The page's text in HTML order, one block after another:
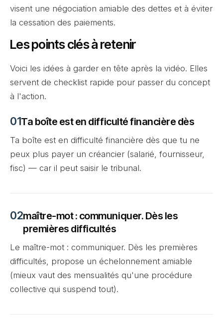
visent une négociation amiable des dettes et à éviter
la cessation des paiements.
Les points clés à retenir
Voici les idées à garder en tête après la vidéo. Elles
servent de checklist rapide pour passer du concept
à l'action.
Ta boîte est en difficulté financière dès
Ta boîte est en difficulté financière dès que tu ne
peux plus payer un créancier (salarié, fournisseur,
fisc) — car il peut saisir le tribunal.
maître-mot : communiquer. Dès les
premières difficultés
Le maître-mot : communiquer. Dès les premières
difficultés, propose un échelonnement amiable
(mieux vaut des mensualités qu'une procédure
collective qui suspend tout).